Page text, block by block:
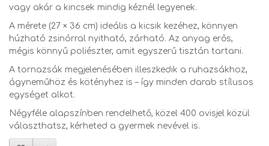
vagy akár a kincsek mindig kéznél legyenek.
A mérete (27 × 36 cm) ideális a kicsik kezéhez, könnyen
húzható zsinórral nyitható, zárható. Az anyag erős,
mégis könnyű poliészter, amit egyszerű tisztán tartani.
A tornazsák megjelenésében illeszkedik a ruhazsákhoz,
ágyneműhöz és kötényhez is – így minden darab stílusos
egységet alkot.
Négyféle alapszínben rendelhető, közel 400 ovisjel közül
választhatsz, kérheted a gyermek nevével is.